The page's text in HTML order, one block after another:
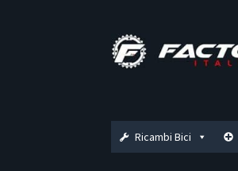
Vai
alla
Vai
al
Ricambi Bici